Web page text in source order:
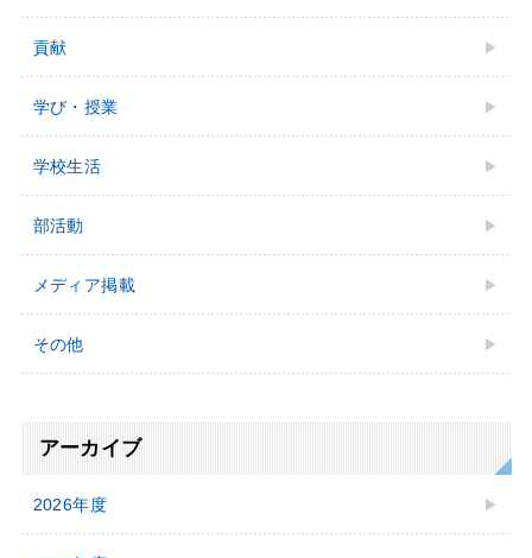
貢献
学び・授業
学校⽣活
部活動
メディア掲載
その他
アーカイブ
2026年度